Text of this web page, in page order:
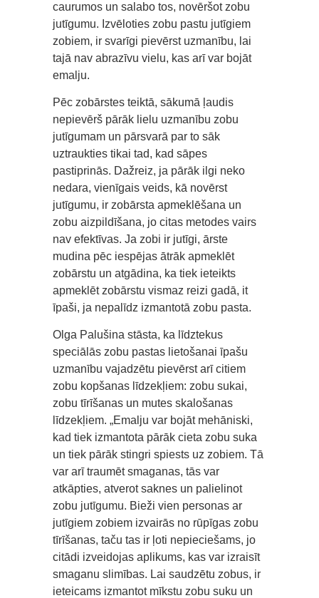
caurumos un salabo tos, novēršot zobu
jutīgumu. Izvēloties zobu pastu jutīgiem
zobiem, ir svarīgi pievērst uzmanību, lai
tajā nav abrazīvu vielu, kas arī var bojāt
emalju.
Pēc zobārstes teiktā, sākumā ļaudis
nepievērš pārāk lielu uzmanību zobu
jutīgumam un pārsvarā par to sāk
uztraukties tikai tad, kad sāpes
pastiprinās. Dažreiz, ja pārāk ilgi neko
nedara, vienīgais veids, kā novērst
jutīgumu, ir zobārsta apmeklēšana un
zobu aizpildīšana, jo citas metodes vairs
nav efektīvas. Ja zobi ir jutīgi, ārste
mudina pēc iespējas ātrāk apmeklēt
zobārstu un atgādina, ka tiek ieteikts
apmeklēt zobārstu vismaz reizi gadā, it
īpaši, ja nepalīdz izmantotā zobu pasta.
Olga Palušina stāsta, ka līdztekus
speciālās zobu pastas lietošanai īpašu
uzmanību vajadzētu pievērst arī citiem
zobu kopšanas līdzekļiem: zobu sukai,
zobu tīrīšanas un mutes skalošanas
līdzekļiem. „Emalju var bojāt mehāniski,
kad tiek izmantota pārāk cieta zobu suka
un tiek pārāk stingri spiests uz zobiem. Tā
var arī traumēt smaganas, tās var
atkāpties, atverot saknes un palielinot
zobu jutīgumu. Bieži vien personas ar
jutīgiem zobiem izvairās no rūpīgas zobu
tīrīšanas, taču tas ir ļoti nepieciešams, jo
citādi izveidojas aplikums, kas var izraisīt
smaganu slimības. Lai saudzētu zobus, ir
ieteicams izmantot mīkstu zobu suku un